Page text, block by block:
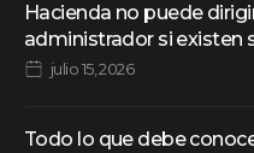
Hacienda no puede
administrador si existen
julio 15, 2026
Todo lo que debe